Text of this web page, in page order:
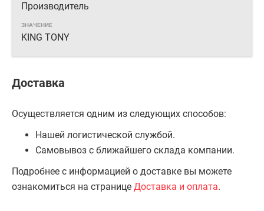
Производитель
KING TONY
Доставка
Осуществляется одним из следующих способов:
Нашей логистической службой.
Самовывоз с ближайшего склада компании.
Подробнее с информацией о доставке вы можете
ознакомиться на странице Доставка и оплата.